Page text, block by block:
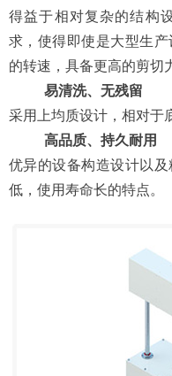
得益于相对复杂的结构
求，使得即使是大型生
的转速，具备更高的剪切
易清洗、无残留
采用上均质设计，相对于
高品质、持久耐用
优异的设备构造设计以
低，使用寿命长的特点。